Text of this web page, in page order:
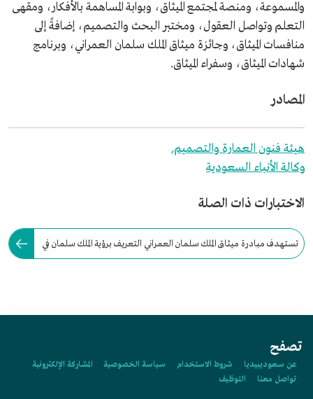
والمسموعة، ومنصة لمجتمع الميثاق، وبوابة المساهمة بالأفكار، ومقهى
التعلم وتواصل العقول، ومختبر البحث والتصميم، إضافةً إلى
منافسات الميثاق، وجائزة ميثاق الملك سلمان العمراني، وبرنامج
شهادات الميثاق، وسفراء الميثاق.
المصادر
هيئة فنون العمارة والتصميم.
وكالة الأنباء السعودية
الاختبارات ذات الصلة
تستهدف مبادرة ميثاق الملك سلمان العمراني التعريف برؤية الملك سلمان في
تصفح
عن سعوديبيديا شروط الاستخدام سياسة الخصوصية
المشاركة الإلكترونية
تواصل معنا
التوظيف